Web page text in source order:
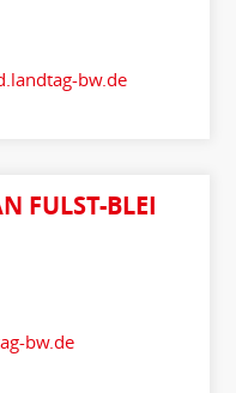
bw.de
FULST-BLEI
bw.de